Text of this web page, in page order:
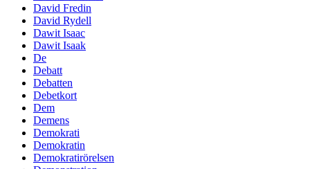
David Fredin
David Rydell
Dawit Isaac
Dawit Isaak
De
Debatt
Debatten
Debetkort
Dem
Demens
Demokrati
Demokratin
Demokratirörelsen